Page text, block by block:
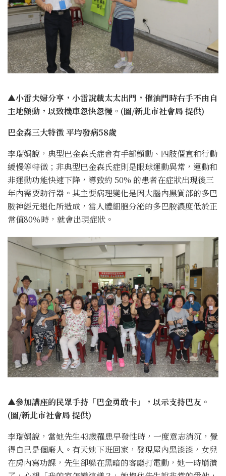
▲小雷夫婦分享，小雷說載太太出門，催油門時右手不由自
主地顫動，以致機車忽快忽慢。(圖/新北市社會局 提供)
巴金森三大特徵 平均發病58歲
李瑞娟說，典型巴金森氏症會有手部顫動、四肢僵直和行動
緩慢等特徵；非典型巴金森氏症則是眼球運動異常，運動和
非運動功能快速下降，導致約 50% 的患者在症狀出現後三
年內需要助行器。其主要病理變化是因大腦內黑質部的多巴
胺神經元退化所造成，當人體細胞分泌的多巴胺濃度低於正
常值80％時，就會出現症狀。
▲參加講座的民眾手持「巴金勇敢卡」，以示支持巴友。
(圖/新北市社會局 提供)
李瑞娟說，當她先生43歲罹患早發性時，一度意志消沉，覺
得自己是個廢人。有天她下班回家，發現屋內黑漆漆，女兒
在房內寫功課，先生卻躲在黑暗的客廳打電動，她一時崩潰